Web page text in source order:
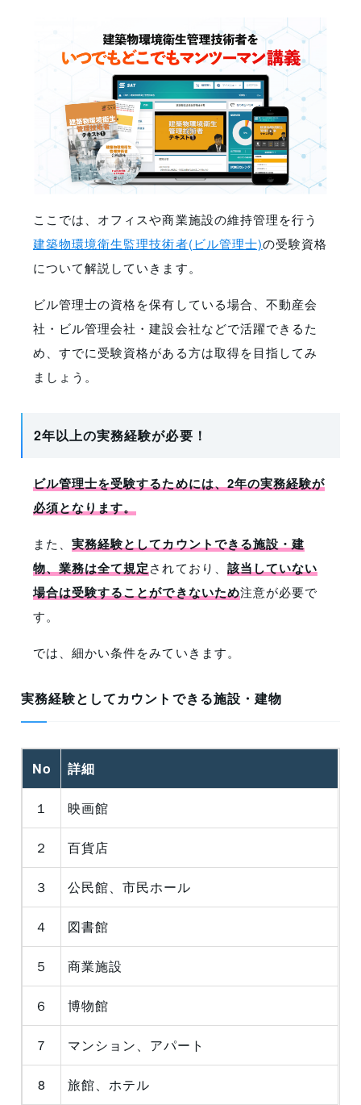
ここでは、オフィスや商業施設の維持管理を行う
建築物環境衛生監理技術者(ビル管理士)の受験資格
について解説していきます。
ビル管理士の資格を保有している場合、不動産会
社・ビル管理会社・建設会社などで活躍できるた
め、すでに受験資格がある方は取得を目指してみ
ましょう。
2年以上の実務経験が必要！
ビル管理士を受験するためには、2年の実務経験が
必須となります。
また、実務経験としてカウントできる施設・建
物、業務は全て規定されており、 該当していない
場合は受験することができないため注意が必要で
す。
では、細かい条件をみていきます。
実務経験としてカウントできる施設・建物
No 詳細
１ 映画館
２ 百貨店
３ 公民館、市民ホール
４ 図書館
５ 商業施設
６ 博物館
７ マンション、アパート
8 旅館、ホテル